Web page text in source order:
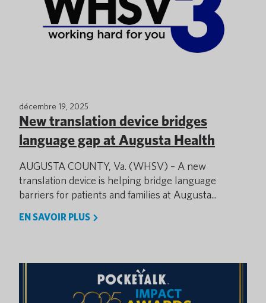
décembre 19, 2025
New translation device bridges
language gap at Augusta Health
AUGUSTA COUNTY, Va. (WHSV) – A new
translation device is helping bridge language
barriers for patients and families at Augusta...
EN SAVOIR PLUS